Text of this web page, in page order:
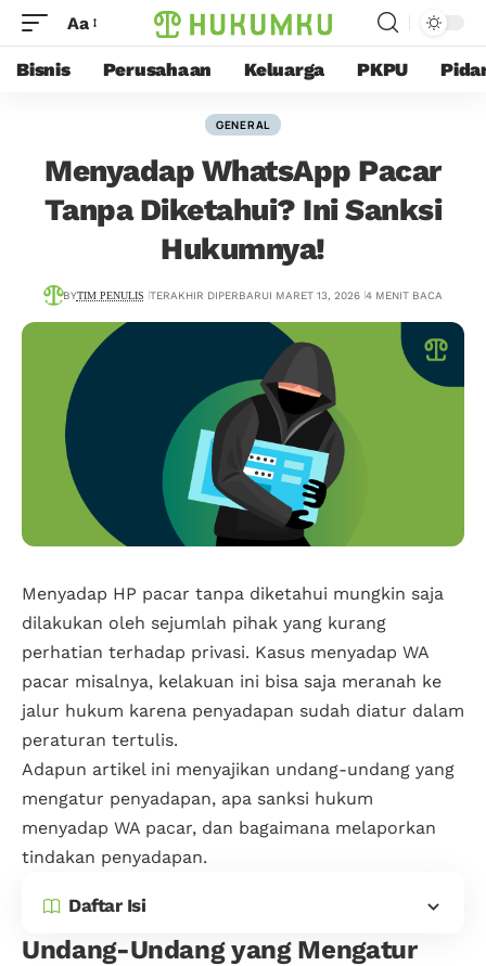
Aa
Bisnis Perusahaan Keluarga PKPU
GENERAL
Menyadap WhatsApp Pacar
Tanpa Diketahui? Ini Sanksi
Hukumnya!
BYTIM PENULIS TERAKHIR DIPERBARUI MARET 13, 2026 4 MENIT BACA
Menyadap HP pacar tanpa diketahui mungkin saja
dilakukan oleh sejumlah pihak yang kurang
perhatian terhadap privasi. Kasus menyadap WA
pacar misalnya, kelakuan ini bisa saja meranah ke
jalur hukum karena penyadapan sudah diatur dalam
peraturan tertulis.
Adapun artikel ini menyajikan undang-undang yang
mengatur penyadapan, apa sanksi hukum
menyadap WA pacar, dan bagaimana melaporkan
tindakan penyadapan.
Daftar Isi
Undang-Undang yang Mengatur